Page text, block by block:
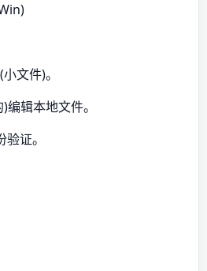
文件)。
辑本地文件。
证。